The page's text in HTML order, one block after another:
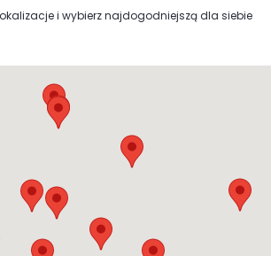
i wybierz najdogodniejszą dla siebie